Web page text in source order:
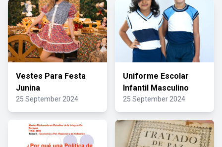
Vestes Para Festa
Junina
25 September 2024
Uniforme Escolar
Infantil Masculino
25 September 2024